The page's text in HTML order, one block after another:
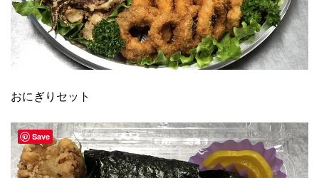
おにぎりセット
Save